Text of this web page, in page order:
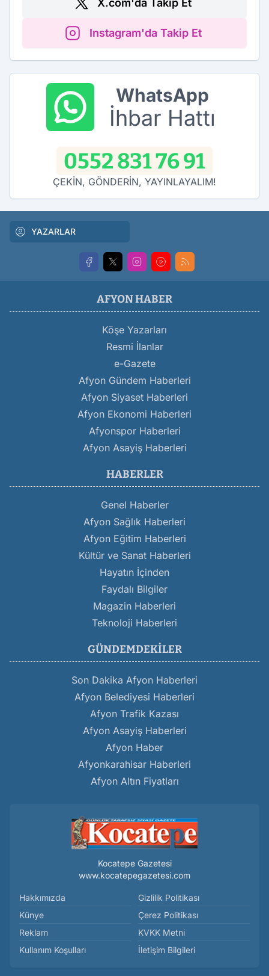
X.com'da Takip Et
Instagram'da Takip Et
WhatsApp
İhbar Hattı
0552 831 76 91
ÇEKİN, GÖNDERİN, YAYINLAYALIM!
YAZARLAR
AFYON HABER
Köşe Yazarları
Resmi İlanlar
e-Gazete
Afyon Gündem Haberleri
Afyon Siyaset Haberleri
Afyon Ekonomi Haberleri
Afyonspor Haberleri
Afyon Asayiş Haberleri
HABERLER
Genel Haberler
Afyon Sağlık Haberleri
Afyon Eğitim Haberleri
Kültür ve Sanat Haberleri
Hayatın İçinden
Faydalı Bilgiler
Magazin Haberleri
Teknoloji Haberleri
GÜNDEMDEKILER
Son Dakika Afyon Haberleri
Afyon Belediyesi Haberleri
Afyon Trafik Kazası
Afyon Asayiş Haberleri
Afyon Haber
Afyonkarahisar Haberleri
Afyon Altın Fiyatları
Kocatepe Gazetesi
www.kocatepegazetesi.com
Hakkımızda
Künye
Reklam
Kullanım Koşulları
Gizlilik Politikası
Çerez Politikası
KVKK Metni
İletişim Bilgileri